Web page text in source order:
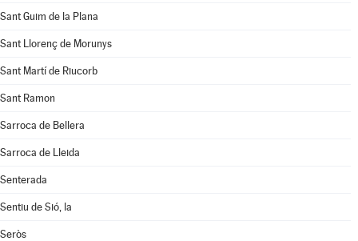
Sant Guim de la Plana
Sant Llorenç de Morunys
Sant Martí de Riucorb
Sant Ramon
Sarroca de Bellera
Sarroca de Lleida
Senterada
Sentiu de Sió, la
Seròs